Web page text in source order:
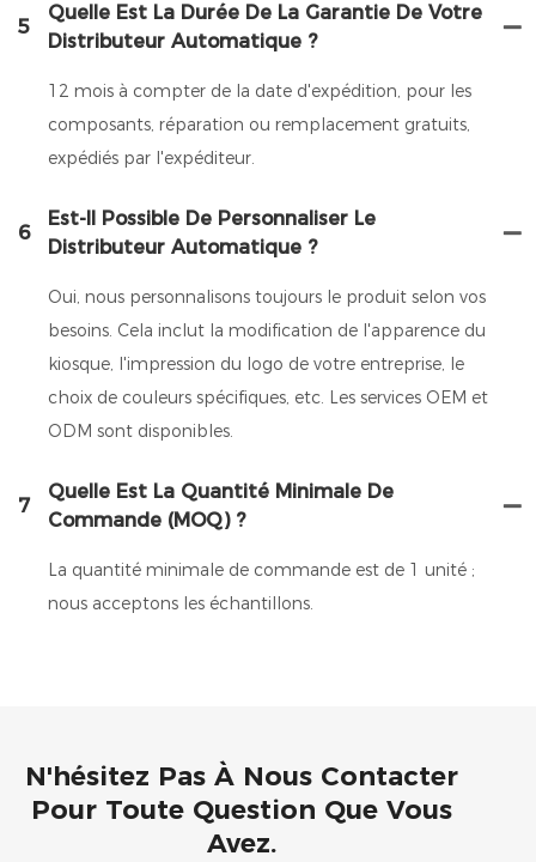
5
Quelle Est La Durée De La Garantie De Votre
Distributeur Automatique ?
12 mois à compter de la date d'expédition, pour les
composants, réparation ou remplacement gratuits,
expédiés par l'expéditeur.
6
Est-Il Possible De Personnaliser Le
Distributeur Automatique ?
Oui, nous personnalisons toujours le produit selon vos
besoins. Cela inclut la modification de l'apparence du
kiosque, l'impression du logo de votre entreprise, le
choix de couleurs spécifiques, etc. Les services OEM et
ODM sont disponibles.
7
Quelle Est La Quantité Minimale De
Commande (MOQ) ?
La quantité minimale de commande est de 1 unité ;
nous acceptons les échantillons.
N'hésitez Pas À Nous Contacter
Pour Toute Question Que Vous
Avez.